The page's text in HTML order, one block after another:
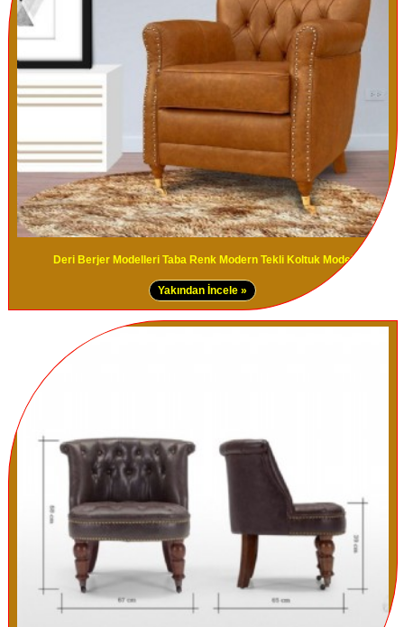
Deri Berjer Modelleri Taba Renk Modern Tekli Koltuk Modeli
Yakından İncele »